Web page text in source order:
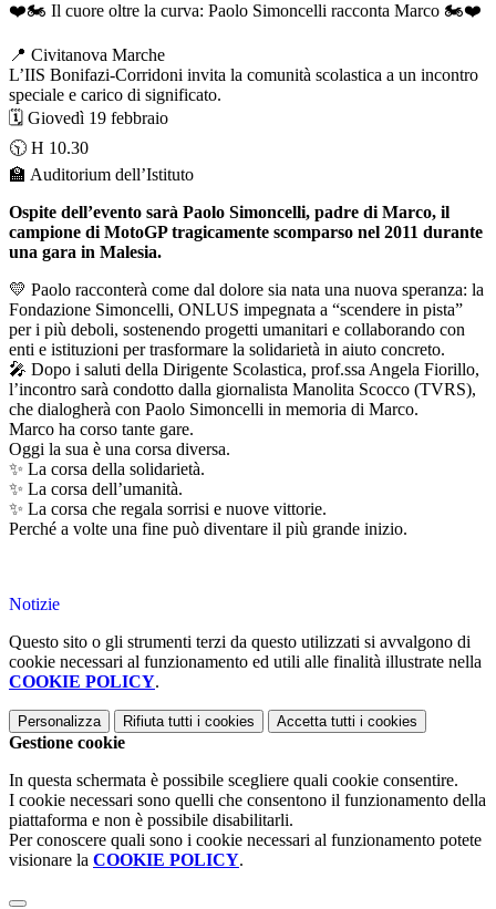
❤️🏍️ Il cuore oltre la curva: Paolo Simoncelli racconta Marco 🏍️❤️
📍 Civitanova Marche
L’IIS Bonifazi-Corridoni invita la comunità scolastica a un incontro
speciale e carico di significato.
🗓️ Giovedì 19 febbraio
🕥 H 10.30
🏫 Auditorium dell’Istituto
Ospite dell’evento sarà Paolo Simoncelli, padre di Marco, il
campione di MotoGP tragicamente scomparso nel 2011 durante
una gara in Malesia.
💛 Paolo racconterà come dal dolore sia nata una nuova speranza: la
Fondazione Simoncelli, ONLUS impegnata a “scendere in pista”
per i più deboli, sostenendo progetti umanitari e collaborando con
enti e istituzioni per trasformare la solidarietà in aiuto concreto.
🎤 Dopo i saluti della Dirigente Scolastica, prof.ssa Angela Fiorillo,
l’incontro sarà condotto dalla giornalista Manolita Scocco (TVRS),
che dialogherà con Paolo Simoncelli in memoria di Marco.
Marco ha corso tante gare.
Oggi la sua è una corsa diversa.
✨ La corsa della solidarietà.
✨ La corsa dell’umanità.
✨ La corsa che regala sorrisi e nuove vittorie.
Perché a volte una fine può diventare il più grande inizio.
Notizie
Questo sito o gli strumenti terzi da questo utilizzati si avvalgono di
cookie necessari al funzionamento ed utili alle finalità illustrate nella
COOKIE POLICY.
Personalizza Rifiuta tutti i cookies Accetta tutti i cookies
Gestione cookie
In questa schermata è possibile scegliere quali cookie consentire.
I cookie necessari sono quelli che consentono il funzionamento della
piattaforma e non è possibile disabilitarli.
Per conoscere quali sono i cookie necessari al funzionamento potete
visionare la COOKIE POLICY.